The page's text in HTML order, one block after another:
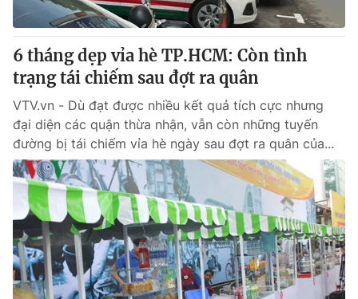
6 tháng dẹp vỉa hè TP.HCM: Còn tình
trạng tái chiếm sau đợt ra quân
VTV.vn - Dù đạt được nhiều kết quả tích cực nhưng
đại diện các quận thừa nhận, vẫn còn những tuyến
đường bị tái chiếm vỉa hè ngày sau đợt ra quân của...